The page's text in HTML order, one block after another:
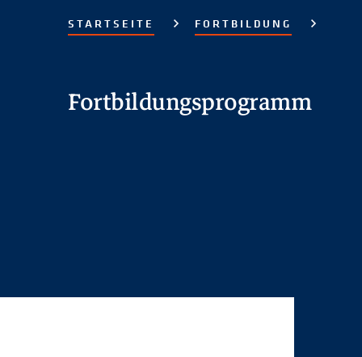
STARTSEITE FORTBILDUNG
Fortbildungsprogramm